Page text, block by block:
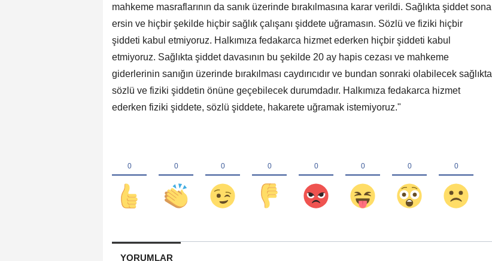
mahkeme masraflarının da sanık üzerinde bırakılmasına karar verildi. Sağlıkta şiddet sona
ersin ve hiçbir şekilde hiçbir sağlık çalışanı şiddete uğramasın. Sözlü ve fiziki hiçbir
şiddeti kabul etmiyoruz. Halkımıza fedakarca hizmet ederken hiçbir şiddeti kabul
etmiyoruz. Sağlıkta şiddet davasının bu şekilde 20 ay hapis cezası ve mahkeme
giderlerinin sanığın üzerinde bırakılması caydırıcıdır ve bundan sonraki olabilecek sağlıkta
sözlü ve fiziki şiddetin önüne geçebilecek durumdadır. Halkımıza fedakarca hizmet
ederken fiziki şiddete, sözlü şiddete, hakarete uğramak istemiyoruz."
YORUMLAR